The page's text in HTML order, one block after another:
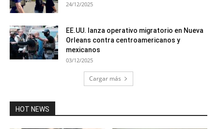
24/12/2025
EE.UU. lanza operativo migratorio en Nueva
Orleans contra centroamericanos y
mexicanos
03/12/2025
Cargar más
HOT NEWS